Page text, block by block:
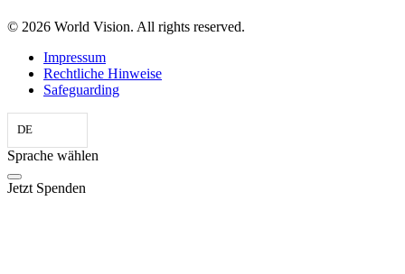
© 2026 World Vision. All rights reserved.
Impressum
Rechtliche Hinweise
Safeguarding
DE
Sprache wählen
Jetzt Spenden